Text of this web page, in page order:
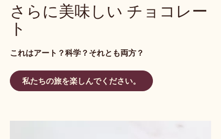
さらに美味しい チョコレー
ト
これはアート？科学？それとも両方？
私たちの旅を楽しんでください。